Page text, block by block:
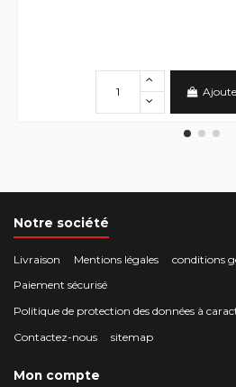
Notre société
Livraison Mentions légales
conditions
Paiement sécurisé
Politique de protection des données à
Contactez-nous
sitemap
Mon compte